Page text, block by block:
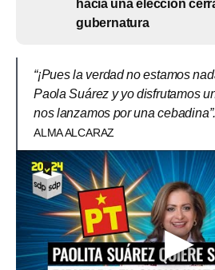
hacia una elección
gubernatura
“¡Pues la verdad no estamos
Paola Suárez y yo disfrutamos
nos lanzamos por una cebadina”.
ALMA ALCARAZ